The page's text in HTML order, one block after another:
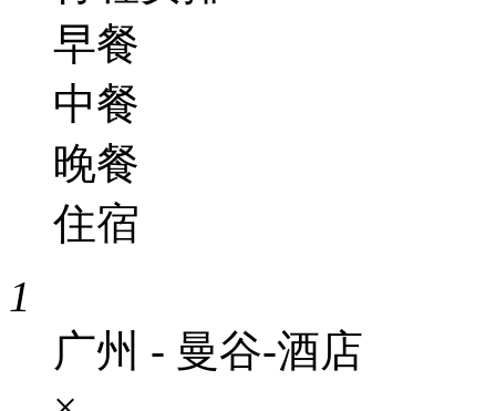
早餐
中餐
晚餐
住宿
1
广州 - 曼谷-酒店